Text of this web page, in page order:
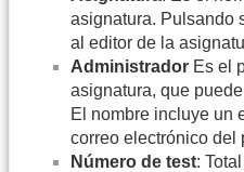
asignatura. Pulsando
al editor de la
Administrador Es el
asignatura, que
El nombre incluye un
correo electrónico del
Número de test: